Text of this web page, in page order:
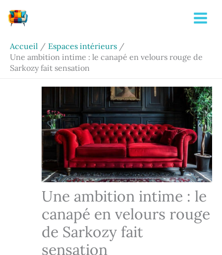
au
Accueil
Espaces intérieurs
Une ambition intime : le canapé en velours rouge de
Sarkozy fait sensation
Une ambition intime : le
canapé en velours rouge
de Sarkozy fait
sensation
Rechercher